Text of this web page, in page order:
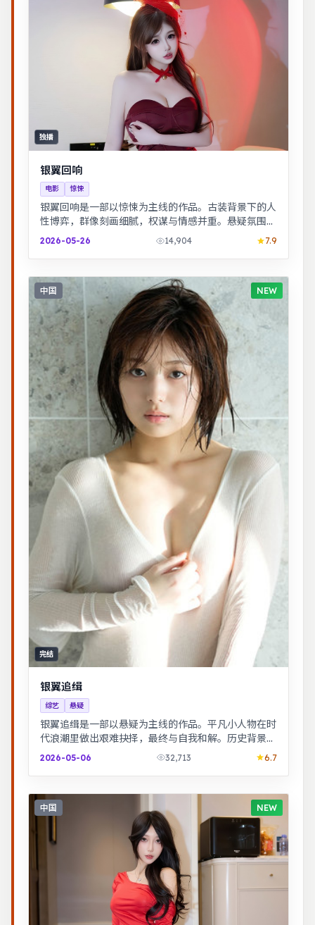
独播
银翼回响
电影 惊悚
银翼回响是一部以惊悚为主线的作品。古装背景下的人
性博弈，群像刻画细腻，权谋与情感并重。悬疑氛围层
层推进，线索拼图式叙事，结局出人意料。
2026-05-26 14,904 7.9
中国 NEW
完结
银翼追缉
综艺 悬疑
银翼追缉是一部以悬疑为主线的作品。平凡小人物在时
代浪潮里做出艰难抉择，最终与自我和解。历史背景下
的小人物命运，细节考究，叙事沉稳。
2026-05-06 32,713 6.7
中国 NEW